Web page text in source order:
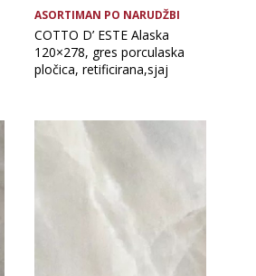
ASORTIMAN PO NARUDŽBI
COTTO D’ ESTE Alaska
120×278, gres porculaska
pločica, retificirana,sjaj